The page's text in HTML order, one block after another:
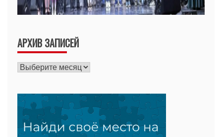
АРХИВ ЗАПИСЕЙ
Архив